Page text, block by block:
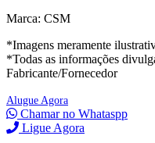
Marca: CSM
*Imagens meramente
*Todas as informações
Fabricante/Fornecedor
Alugue Agora
Chamar no Whataspp
Ligue Agora